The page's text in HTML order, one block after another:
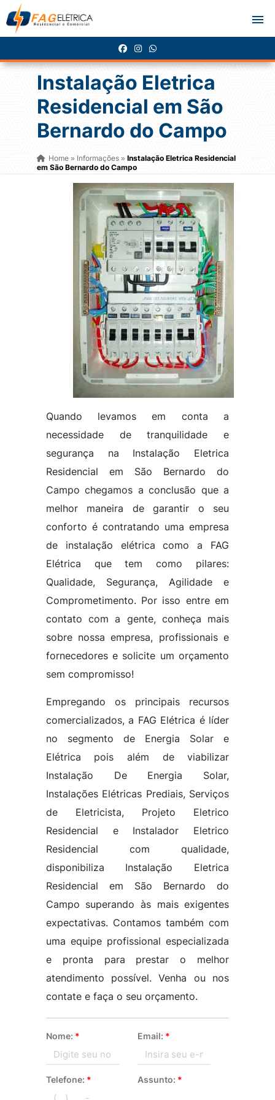
Instalação Eletrica
Residencial em São
Bernardo do Campo
Home» Informações » Instalação Eletrica Residencial
em São Bernardo do Campo
Quando levamos em conta a
necessidade de tranquilidade e
segurança na Instalação Eletrica
Residencial em São Bernardo do
Campo chegamos a conclusão que a
melhor maneira de garantir o seu
conforto é contratando uma empresa
de instalação elétrica como a FAG
Elétrica que tem como pilares:
Qualidade, Segurança, Agilidade e
Comprometimento. Por isso entre em
contato com a gente, conheça mais
sobre nossa empresa, profissionais e
fornecedores e solicite um orçamento
sem compromisso!
Empregando os principais recursos
comercializados, a FAG Elétrica é líder
no segmento de Energia Solar e
Elétrica pois além de viabilizar
Instalação De Energia Solar,
Instalações Elétricas Prediais, Serviços
de Eletricista, Projeto Eletrico
Residencial e Instalador Eletrico
Residencial com qualidade,
disponibiliza Instalação Eletrica
Residencial em São Bernardo do
Campo superando às mais exigentes
expectativas. Contamos também com
uma equipe profissional especializada
e pronta para prestar o melhor
atendimento possível. Venha ou nos
contate e faça o seu orçamento.
Nome: * Email: *
Telefone: * Assunto: *